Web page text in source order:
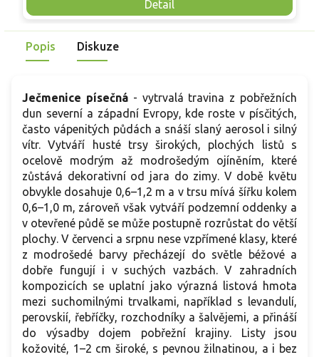
Detail
skvělou volbu pro každého pěstitele.
Popis Diskuze
Ječmenice písečná- vytrvalá travina z pobřežních
dun severní a západní Evropy, kde roste v písčitých,
často vápenitých půdách a snáší slaný aerosol i silný
vítr. Vytváří husté trsy širokých, plochých listů s
ocelově modrým až modrošedým ojíněním, které
zůstává dekorativní od jara do zimy. V době květu
obvykle dosahuje 0,6–1,2 m a v trsu mívá šířku kolem
0,6–1,0 m, zároveň však vytváří podzemní oddenky a
v otevřené půdě se může postupně rozrůstat do větší
plochy. V červenci a srpnu nese vzpřímené klasy, které
z modrošedé barvy přecházejí do světle béžové a
dobře fungují i v suchých vazbách. V zahradních
kompozicích se uplatní jako výrazná listová hmota
mezi suchomilnými trvalkami, například s levandulí,
perovskií, řebříčky, rozchodníky a šalvějemi, a přináší
do výsadby dojem pobřežní krajiny. Listy jsou
kožovité, 1–2 cm široké, s pevnou žilnatinou, a i bez